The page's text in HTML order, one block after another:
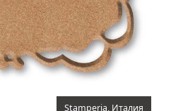
Stamperia, Италия